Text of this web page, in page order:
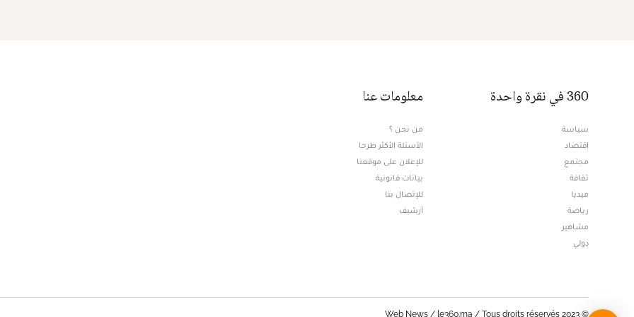
360 في نقرة واحدة
سياسة
اقتصاد
مجتمع
ثقافة
ميديا
رياضة
مشاهير
دولي
معلومات عنا
من نحن ؟
الأسئلة الأكثر طرحا
للإعلان على موقعنا
بيانات قانونية
للإتصال بنا
أرشيف
© Web News / le360.ma / Tous droits réservés 2023